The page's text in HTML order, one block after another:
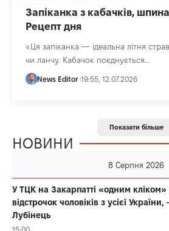
Запіканка з кабачків,
Рецепт дня
«Ця запіканка — ідеальна літня
чи ланчу. Кабачок поєднується…
News Editor 19:55, 12.07.2026
Показати більше
НОВИНИ
8 Серпня 2026
У ТЦК на Закарпатті «одним
відстрочок чоловіків з усієї
Лубінець
15:00